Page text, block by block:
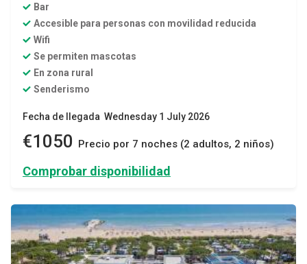
Bar
Accesible para personas con movilidad reducida
Wifi
Se permiten mascotas
En zona rural
Senderismo
Fecha de llegada Wednesday 1 July 2026
€1050 Precio por 7 noches (2 adultos, 2 niños)
Comprobar disponibilidad